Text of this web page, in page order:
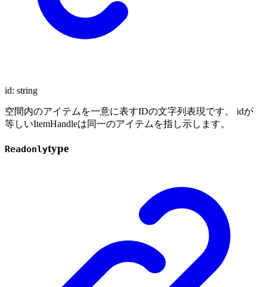
id: string
空間内のアイテムを一意に表すIDの文字列表現です。 idが
等しいItemHandleは同一のアイテムを指し示します。
Readonlytype